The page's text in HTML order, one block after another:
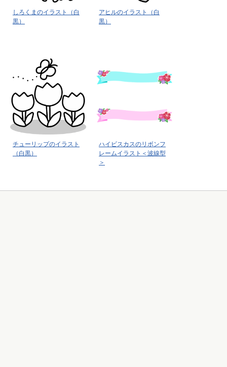
しろくまのイラスト（白
黒）
アヒルのイラスト（白
黒）
チューリップのイラスト
（白黒）
ハイビスカスのリボンフ
レームイラスト＜波線型
＞